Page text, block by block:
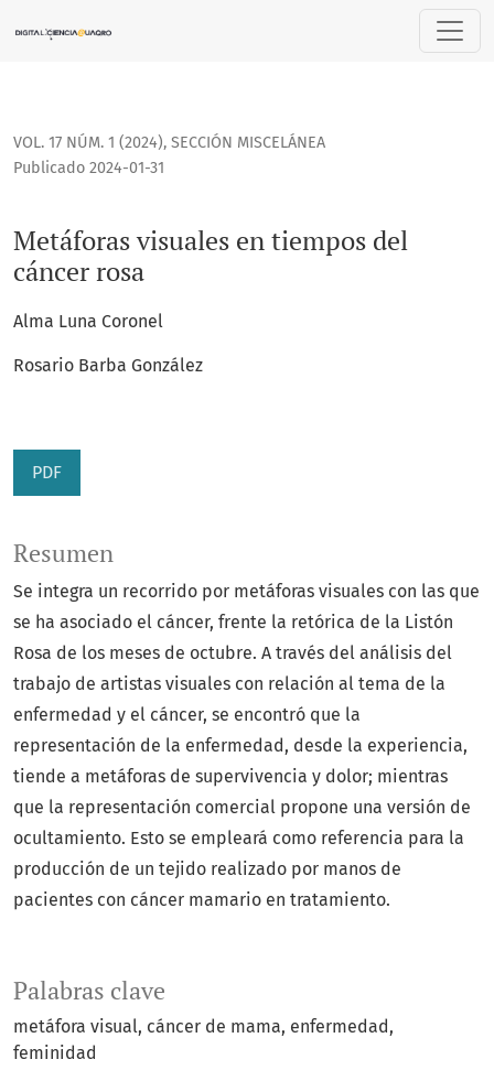
VOL. 17 NÚM. 1 (2024), SECCIÓN MISCELÁNEA
Metáforas visuales en tiempos del
cáncer rosa
Publicado 2024-01-31
Alma Luna Coronel
Rosario Barba González
PDF
Palabras clave
metáfora visual cáncer de mama enfermedad
feminidad
Resumen
Se integra un recorrido por metáforas visuales con las que
se ha asociado el cáncer, frente la retórica de la Listón
Rosa de los meses de octubre. A través del análisis del
trabajo de artistas visuales con relación al tema de la
enfermedad y el cáncer, se encontró que la
representación de la enfermedad, desde la experiencia,
tiende a metáforas de supervivencia y dolor; mientras
que la representación comercial propone una versión de
ocultamiento. Esto se empleará como referencia para la
producción de un tejido realizado por manos de
pacientes con cáncer mamario en tratamiento.